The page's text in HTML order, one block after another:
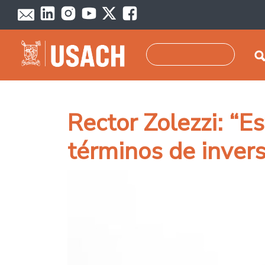
Pasar al contenido principal
Rector Zolezzi:
términos de